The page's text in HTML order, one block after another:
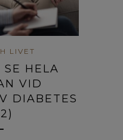
LIVET
HELA
VID
DIABETES